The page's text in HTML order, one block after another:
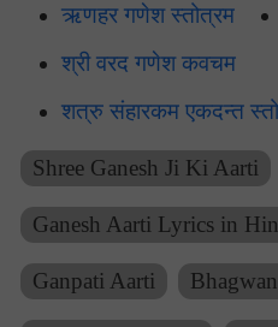
ऋणहर गणेश स्तोत्रम
श्री वरद गणेश कवचम
शत्रु संहारकम एकदन्त
Shree Ganesh Ji Ki Aarti
Ganesh Aarti Lyrics in
Ganpati Aarti